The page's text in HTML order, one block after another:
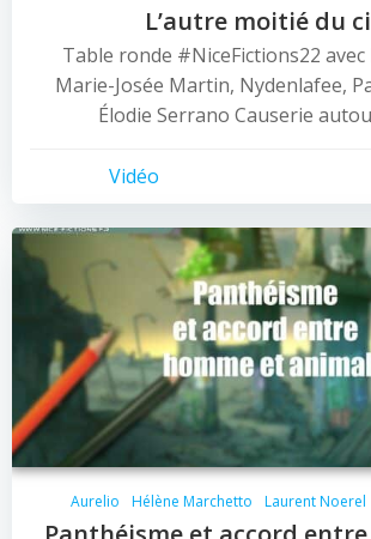
L’autre moitié du
Table ronde #NiceFictions22
Marie-Josée Martin, Nydenlafee,
Élodie Serrano Causerie
Vidéo
Aurelio Hélène Marchetto Laurent Noerel